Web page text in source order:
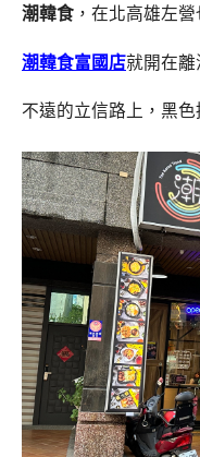
潮韓食 ，在北高雄左
潮韓食富國店就開在離
不遠的立信路上，黑色